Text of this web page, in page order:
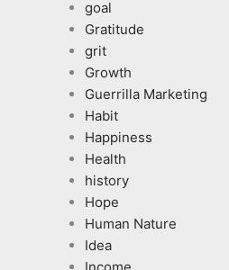
goal
Gratitude
grit
Growth
Guerrilla Marketing
Habit
Happiness
Health
history
Hope
Human Nature
Idea